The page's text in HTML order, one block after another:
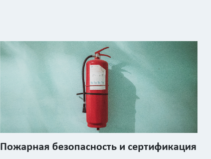
Пожарная безопасность и сертификация